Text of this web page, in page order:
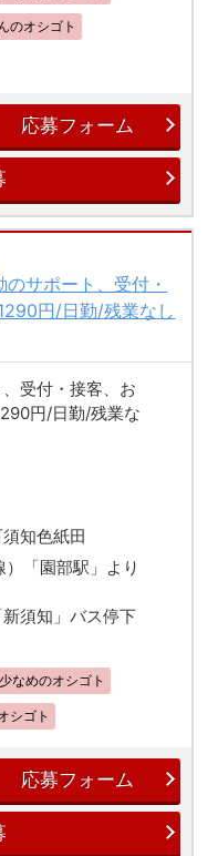
のオシゴト
応募フォーム
のサポート、受付・
円/日勤/残業なし
受付・接客、お
円/日勤/残業な
知色紙田
「園部駅」より
須知」バス停下
なめのオシゴト
シゴト
応募フォーム